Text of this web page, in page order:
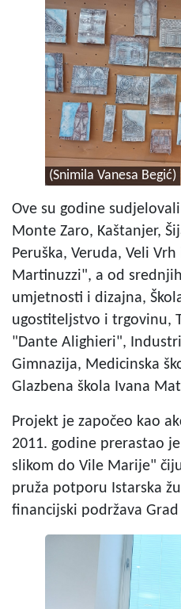
(Snimila Vanesa Begić)
Ove su godine
Monte Zaro, Kaštanjer,
Peruška, Veruda, Veli
Martinuzzi", a od
umjetnosti i dizajna,
ugostiteljstvo i trgovinu,
"Dante Alighieri",
Gimnazija, Medicinska
Glazbena škola Ivana
Projekt je započeo kao
2011. godine prerastao
slikom do Vile Marije"
pruža potporu Istarska
financijski podržava Grad